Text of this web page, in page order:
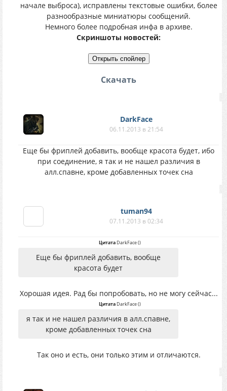
начале выброса), исправлены текстовые ошибки, более
разнообразные миниатюры сообщений.
Немного более подробная инфа в архиве.
Скриншоты новостей:
Скачать
DarkFace
06.11.2013 в 21:54
Еще бы фриплей добавить, вообще красота будет, ибо
при соединение, я так и не нашел различия в
алл.спавне, кроме добавленных точек сна
tuman94
07.11.2013 в 02:34
ЦитатаDarkFace()
Еще бы фриплей добавить, вообще
красота будет
Хорошая идея. Рад бы попробовать, но не могу сейчас...
ЦитатаDarkFace()
я так и не нашел различия в алл.спавне,
кроме добавленных точек сна
Так оно и есть, они только этим и отличаются.